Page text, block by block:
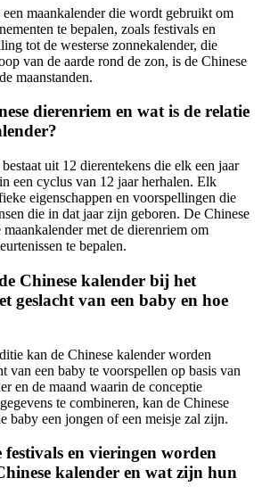
maankalender die wordt gebruikt om
te bepalen, zoals festivals en
tot de westerse zonnekalender, die
van de aarde rond de zon, is de Chinese
maanstanden.
dierenriem en wat is de relatie
uit 12 dierentekens die elk een jaar
een cyclus van 12 jaar herhalen. Elk
eigenschappen en voorspellingen die
die in dat jaar zijn geboren. De Chinese
met de dierenriem om
te bepalen.
Chinese kalender bij het
geslacht van een baby en hoe
kan de Chinese kalender worden
van een baby te voorspellen op basis van
en de maand waarin de conceptie
te combineren, kan de Chinese
baby een jongen of een meisje zal zijn.
en vieringen worden
kalender en wat zijn hun